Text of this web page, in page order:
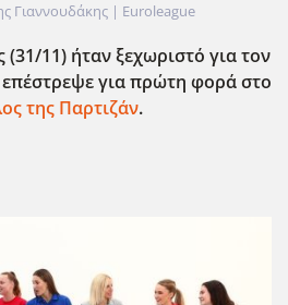
Γιαννουδάκης | Euroleague
11) ήταν ξεχωριστό για τον
για πρώτη φορά στο
της Παρτιζάν.